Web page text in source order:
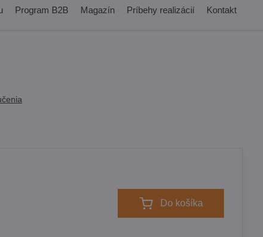
Program B2B Magazín Príbehy realizácií Kontakt
Do košíka